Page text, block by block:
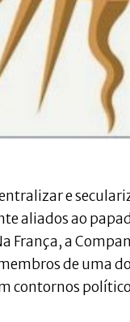
e
aliados ao
França, a
de uma
contornos